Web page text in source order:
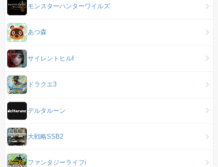
モンスターハンターワイルズ
あつ森
サイレントヒルf
ドラクエ3
デルタルーン
大戦略SSB2
ファンタジーライフi